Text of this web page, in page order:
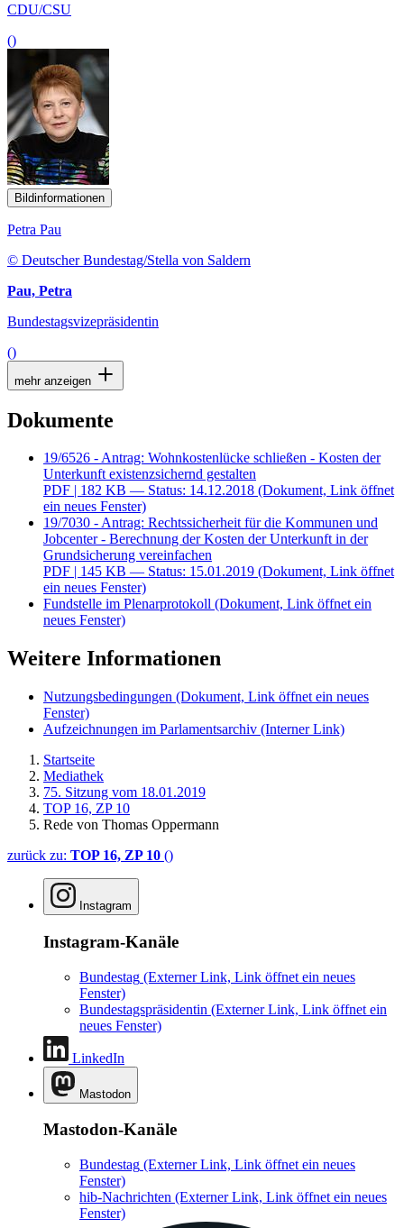
CDU/CSU
()
Bildinformationen
Petra Pau
© Deutscher Bundestag/Stella von Saldern
Pau, Petra
Bundestagsvizepräsidentin
()
mehr anzeigen
Dokumente
19/6526 - Antrag: Wohnkostenlücke schließen - Kosten der
Unterkunft existenzsichernd gestalten
PDF | 182 KB — Status: 14.12.2018 (Dokument, Link öffnet
ein neues Fenster)
19/7030 - Antrag: Rechtssicherheit für die Kommunen und
Jobcenter - Berechnung der Kosten der Unterkunft in der
Grundsicherung vereinfachen
PDF | 145 KB — Status: 15.01.2019 (Dokument, Link öffnet
ein neues Fenster)
Fundstelle im Plenarprotokoll (Dokument, Link öffnet ein
neues Fenster)
Weitere Informationen
Nutzungsbedingungen (Dokument, Link öffnet ein neues
Fenster)
Aufzeichnungen im Parlamentsarchiv (Interner Link)
Startseite
Mediathek
75. Sitzung vom 18.01.2019
TOP 16, ZP 10
Rede von Thomas Oppermann
zurück zu: TOP 16, ZP 10 ()
Instagram
Instagram-Kanäle
Bundestag (Externer Link, Link öffnet ein neues
Fenster)
Bundestagspräsidentin (Externer Link, Link öffnet ein
neues Fenster)
LinkedIn
Mastodon
Mastodon-Kanäle
Bundestag (Externer Link, Link öffnet ein neues
Fenster)
hib-Nachrichten (Externer Link, Link öffnet ein neues
Fenster)